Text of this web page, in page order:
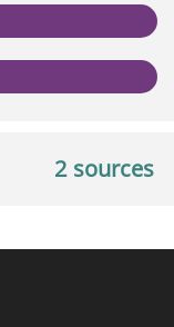
2 sources